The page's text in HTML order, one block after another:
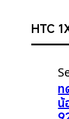
HTC
ท
น้